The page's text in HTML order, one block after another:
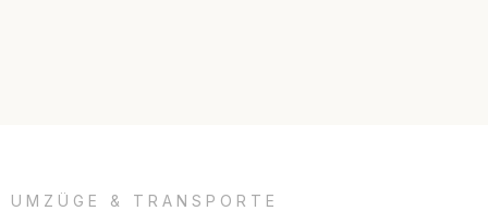
UMZÜGE & TRANSPORTE